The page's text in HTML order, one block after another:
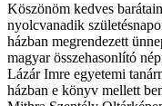
Köszönöm kedves
nyolcvanadik
házban megrendezett
magyar összehasonlító
Lázár Imre egyetemi
házban e könyv mellett